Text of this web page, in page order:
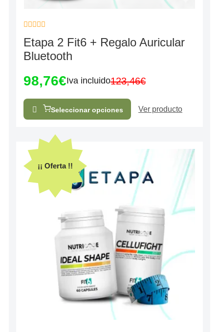
con
0
de
Etapa 2 Fit6 + Regalo Auricular
Bluetooth
123,46€
98,76€Iva incluido
Seleccionar opciones Ver producto
¡¡ Oferta !!